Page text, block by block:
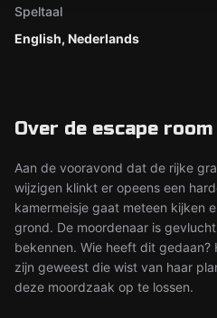
English, Nederlands
Speltaal
Over de escape room
Aan de vooravond dat de rijke
wijzigen klinkt er opeens een
kamermeisje gaat meteen kijken
grond. De moordenaar is
bekennen. Wie heeft dit gedaan?
zijn geweest die wist van haar
deze moordzaak op te lossen.